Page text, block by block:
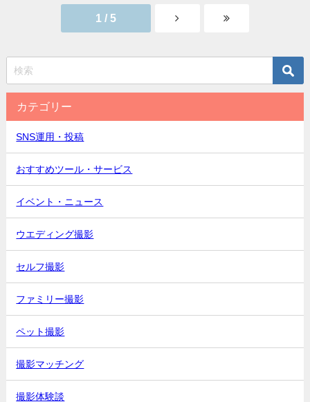
1 / 5
カテゴリー
SNS運用・投稿
おすすめツール・サービス
イベント・ニュース
ウエディング撮影
セルフ撮影
ファミリー撮影
ペット撮影
撮影マッチング
撮影体験談